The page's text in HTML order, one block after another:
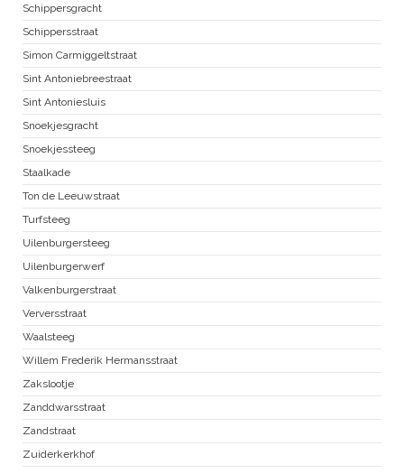
Schippersgracht
Schippersstraat
Simon Carmiggeltstraat
Sint Antoniebreestraat
Sint Antoniesluis
Snoekjesgracht
Snoekjessteeg
Staalkade
Ton de Leeuwstraat
Turfsteeg
Uilenburgersteeg
Uilenburgerwerf
Valkenburgerstraat
Verversstraat
Waalsteeg
Willem Frederik Hermansstraat
Zakslootje
Zanddwarsstraat
Zandstraat
Zuiderkerkhof